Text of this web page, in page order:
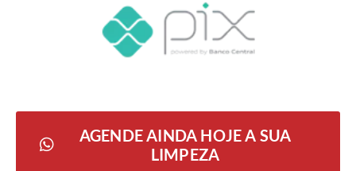
AGENDE AINDA HOJE A SUA
LIMPEZA